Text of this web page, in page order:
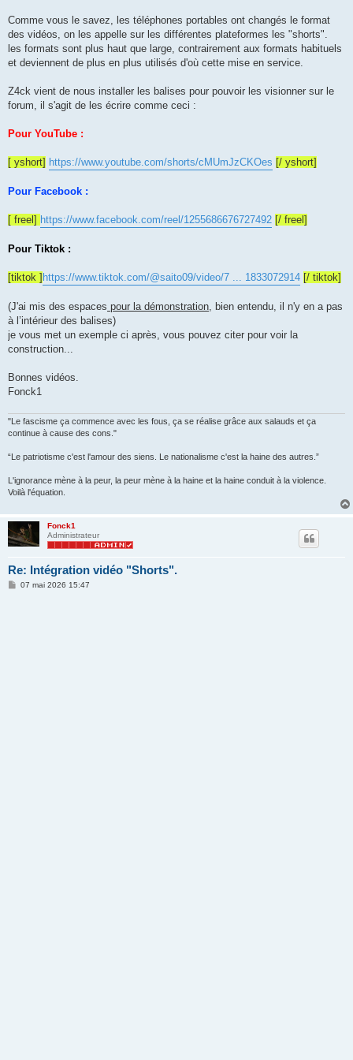
g
Comme vous le savez, les téléphones portables ont changés le format
des vidéos, on les appelle sur les différentes plateformes les "shorts".
les formats sont plus haut que large, contrairement aux formats habituels
et deviennent de plus en plus utilisés d'où cette mise en service.
Z4ck vient de nous installer les balises pour pouvoir les visionner sur le
forum, il s'agit de les écrire comme ceci :
Pour YouTube :
[ yshort] https://www.youtube.com/shorts/cMUmJzCKOes [/ yshort]
Pour Facebook :
[ freel] https://www.facebook.com/reel/1255686676727492 [/ freel]
Pour Tiktok :
[tiktok ] https://www.tiktok.com/@saito09/video/7 ... 1833072914 [/ tiktok]
(J'ai mis des espaces pour la démonstration, bien entendu, il n'y en a pas
à l’intérieur des balises)
je vous met un exemple ci après, vous pouvez citer pour voir la
construction...
Bonnes vidéos.
Fonck1
"Le fascisme ça commence avec les fous, ça se réalise grâce aux salauds et ça
continue à cause des cons."
“Le patriotisme c'est l'amour des siens. Le nationalisme c'est la haine des autres.”
L'ignorance mène à la peur, la peur mène à la haine et la haine conduit à la violence.
Voilà l'équation.
Fonck1
Administrateur
Re: Intégration vidéo "Shorts".
M07 mai 2026 15:47